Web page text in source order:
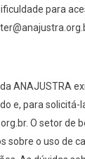
para
ANAJUSTRA
e, para solicitá-
O setor de
sobre o uso de